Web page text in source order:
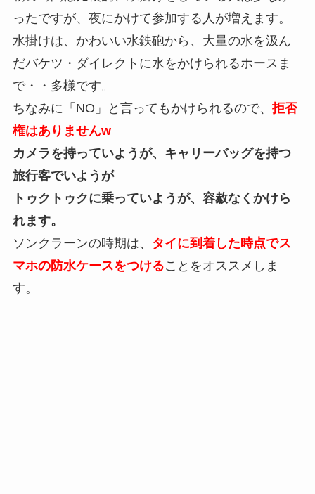
ったですが、夜にかけて参加する人が増えます。
水掛けは、かわいい水鉄砲から、大量の水を汲ん
だバケツ・ダイレクトに水をかけられるホースま
で・・多様です。
ちなみに「NO」と言ってもかけられるので、拒否
権はありませんw
カメラを持っていようが、キャリーバッグを持つ
旅行客でいようが
トゥクトゥクに乗っていようが、容赦なくかけら
れます。
ソンクラーンの時期は、
タイに到着した時点でス
マホの防水ケースをつけることをオススメしま
す。